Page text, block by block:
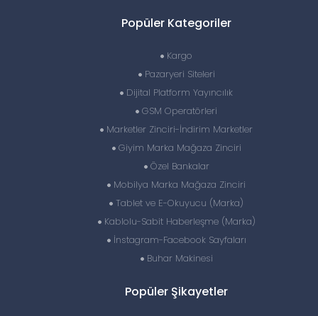
Popüler Kategoriler
Kargo
Pazaryeri Siteleri
Dijital Platform Yayıncılık
GSM Operatörleri
Marketler Zinciri-İndirim Marketler
Giyim Marka Mağaza Zinciri
Özel Bankalar
Mobilya Marka Mağaza Zinciri
Tablet ve E-Okuyucu (Marka)
Kablolu-Sabit Haberleşme (Marka)
İnstagram-Facebook Sayfaları
Buhar Makinesi
Popüler Şikayetler